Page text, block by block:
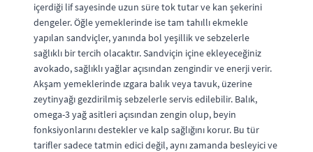
içerdiği lif sayesinde uzun süre tok tutar ve kan şekerini
dengeler. Öğle yemeklerinde ise tam tahıllı ekmekle
yapılan sandviçler, yanında bol yeşillik ve sebzelerle
sağlıklı bir tercih olacaktır. Sandviçin içine ekleyeceğiniz
avokado, sağlıklı yağlar açısından zengindir ve enerji verir.
Akşam yemeklerinde ızgara balık veya tavuk, üzerine
zeytinyağı gezdirilmiş sebzelerle servis edilebilir. Balık,
omega-3 yağ asitleri açısından zengin olup, beyin
fonksiyonlarını destekler ve kalp sağlığını korur. Bu tür
tarifler sadece tatmin edici değil, aynı zamanda besleyici ve